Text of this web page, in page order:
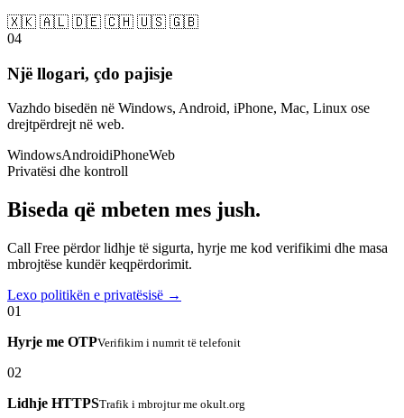
🇽🇰 🇦🇱 🇩🇪 🇨🇭 🇺🇸 🇬🇧
04
Një llogari, çdo pajisje
Vazhdo bisedën në Windows, Android, iPhone, Mac, Linux ose
drejtpërdrejt në web.
WindowsAndroidiPhoneWeb
Privatësi dhe kontroll
Biseda që mbeten mes jush.
Call Free përdor lidhje të sigurta, hyrje me kod verifikimi dhe masa
mbrojtëse kundër keqpërdorimit.
Lexo politikën e privatësisë →
01
Hyrje me OTPVerifikim i numrit të telefonit
02
Lidhje HTTPSTrafik i mbrojtur me okult.org